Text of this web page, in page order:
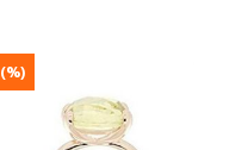
(%)